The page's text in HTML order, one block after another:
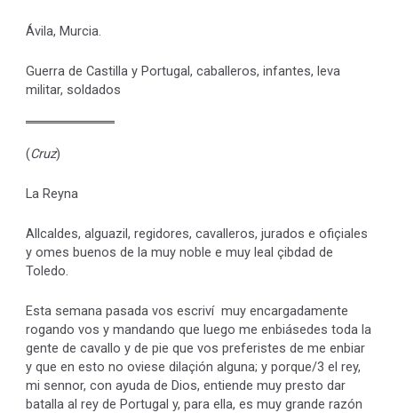
Ávila, Murcia.
Guerra de Castilla y Portugal, caballeros, infantes, leva
militar, soldados
(Cruz)
La Reyna
Allcaldes, alguazil, regidores, cavalleros, jurados e ofiçiales
y omes buenos de la muy noble e muy leal çibdad de
Toledo.
Esta semana pasada vos escriví muy encargadamente
rogando vos y mandando que luego me enbiásedes toda la
gente de cavallo y de pie que vos preferistes de me enbiar
y que en esto no oviese dilaçión alguna; y porque/3 el rey,
mi sennor, con ayuda de Dios, entiende muy presto dar
batalla al rey de Portugal y, para ella, es muy grande razón